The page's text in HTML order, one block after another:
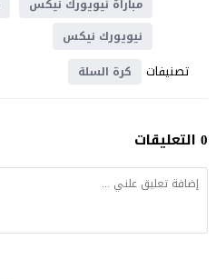
مباراة نيويورك نيكس
نيويورك نيكس
تصنيفات كرة السلة
0 التعليقات